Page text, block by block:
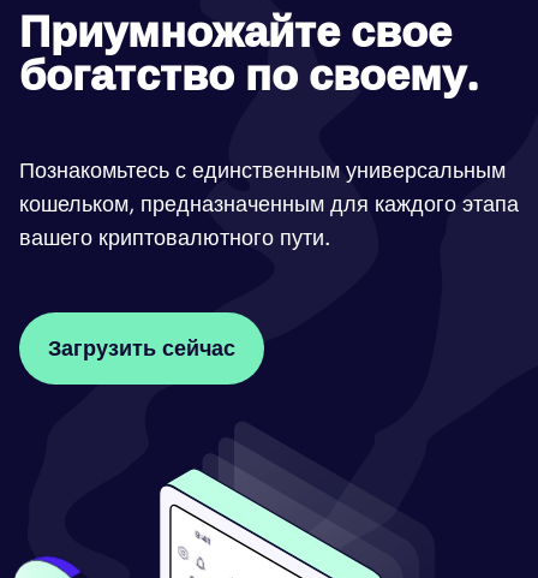
Приумножайте свое
богатство по своему.
Познакомьтесь с единственным универсальным
кошельком, предназначенным для каждого этапа
вашего криптовалютного пути.
Загрузить сейчас